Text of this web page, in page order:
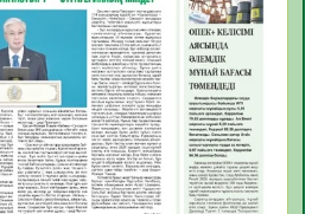
туралы
51
мәлімет
49
облысы полиция